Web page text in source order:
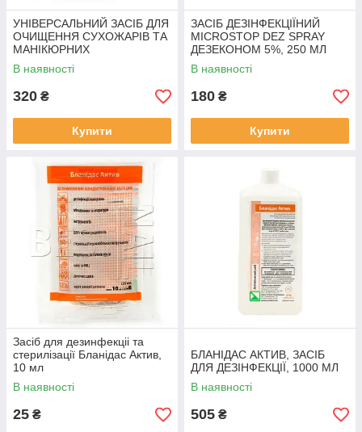
УНІВЕРСАЛЬНИЙ ЗАСІБ ДЛЯ
ОЧИЩЕННЯ СУХОЖАРІВ ТА
МАНІКЮРНИХ
ІНСТРУМЕНТІВ
MICROSTOPE CLEAN
В наявності
320 ₴
Купити
ЗАСІБ ДЕЗІНФЕКЦІЇНИЙ
MICROSTOP DEZ SPRAY
ДЕЗЕКОНОМ 5%, 250 МЛ
В наявності
180 ₴
Купити
Засіб для дезинфекціі та
стерилізації Бланідас Актив,
10 мл
В наявності
25 ₴
БЛАНІДАС АКТИВ, ЗАСІБ
ДЛЯ ДЕЗІНФЕКЦІЇ, 1000 МЛ
В наявності
505 ₴